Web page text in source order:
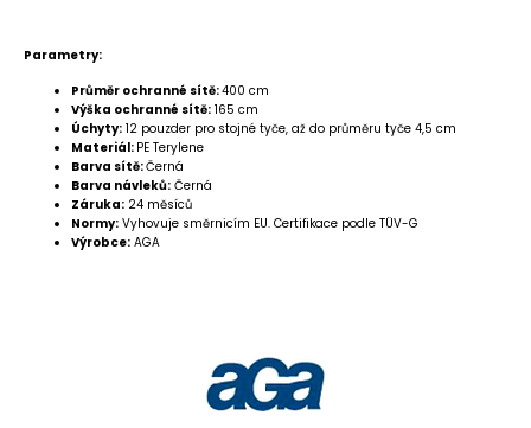
Parametry:
Průměr ochranné sítě:400 cm
Výška ochranné sítě: 165 cm
Úchyty: 12 pouzder pro stojné tyče, až do průměru tyče 4,5 cm
Materiál: PE Terylene
Barva sítě:Černá
Barva návleků: Černá
Záruka: 24 měsíců
Normy: Vyhovuje směrnicím EU. Certifikace podle TÜV-G
Výrobce: AGA